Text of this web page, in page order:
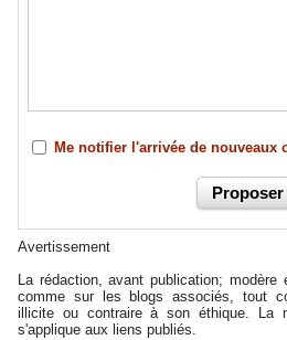
Me notifier l'arrivée de nouveaux
Avertissement
La rédaction, avant publication;
comme sur les blogs associés, tout
illicite ou contraire à son éthique. La
s'applique aux liens publiés.